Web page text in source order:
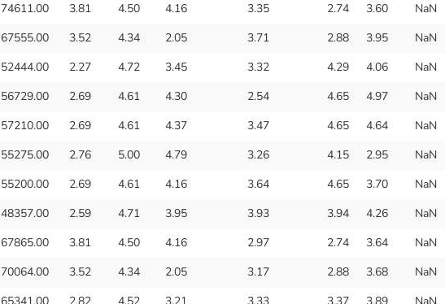
74611.00 3.81 4.50 4.16 3.35 2.74 3.60
NaN
67555.00 3.52 4.34 2.05 3.71 2.88 3.95
NaN
52444.00 2.27 4.72 3.45 3.32 4.29 4.06
NaN
56729.00 2.69 4.61 4.30 2.54 4.65 4.97
NaN
57210.00 2.69 4.61 4.37 3.47 4.65 4.64
NaN
55275.00 2.76 5.00 4.79 3.26 4.15 2.95
NaN
55200.00 2.69 4.61 4.16 3.64 4.65 3.70
NaN
48357.00 2.59 4.71 3.95 3.93 3.94 4.26
NaN
67865.00 3.81 4.50 4.16 2.97 2.74 3.64
NaN
70064.00 3.52 4.34 2.05 3.17 2.88 3.68
NaN